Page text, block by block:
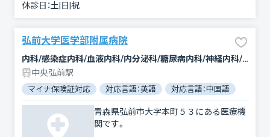
休診日：土|日|祝
弘前大学医学部附属病院
内科/感染症内科/血液内科/内分泌科/糖尿病内科/神経内科/呼吸器内科/循環器科/消化器科/腎臓内科・外科/腫瘍内科・外科/外科/脳神経外科/呼吸器外科/心臓血管外科/乳腺外科/整形外科/形成外科/小児科/小児外科/産婦人科/眼科/耳鼻咽喉科/皮膚科/泌尿器科/精神科・神経科/歯科口腔外科/リハビリテーション/放射線科/臨床検査・病理診断/救急科/麻酔科
中央弘前駅
マイナ保険証対応 対応言語：英語 対応言語：中国語
青森県弘前市大字本町５３にある医療機
関です。